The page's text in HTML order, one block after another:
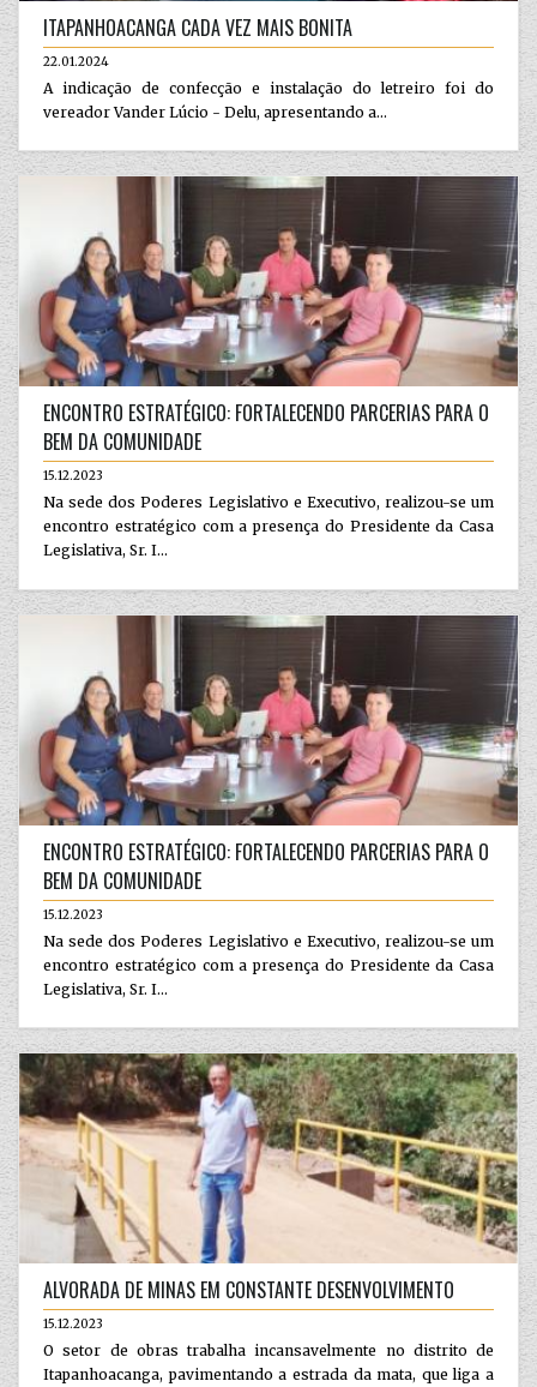
ITAPANHOACANGA CADA VEZ MAIS BONITA
22.01.2024
A indicação de confecção e instalação do letreiro foi do
vereador Vander Lúcio - Delu, apresentando a...
ENCONTRO ESTRATÉGICO: FORTALECENDO PARCERIAS PARA O
BEM DA COMUNIDADE
15.12.2023
Na sede dos Poderes Legislativo e Executivo, realizou-se um
encontro estratégico com a presença do Presidente da Casa
Legislativa, Sr. I...
ENCONTRO ESTRATÉGICO: FORTALECENDO PARCERIAS PARA O
BEM DA COMUNIDADE
15.12.2023
Na sede dos Poderes Legislativo e Executivo, realizou-se um
encontro estratégico com a presença do Presidente da Casa
Legislativa, Sr. I...
ALVORADA DE MINAS EM CONSTANTE DESENVOLVIMENTO
15.12.2023
O setor de obras trabalha incansavelmente no distrito de
Itapanhoacanga, pavimentando a estrada da mata, que liga a